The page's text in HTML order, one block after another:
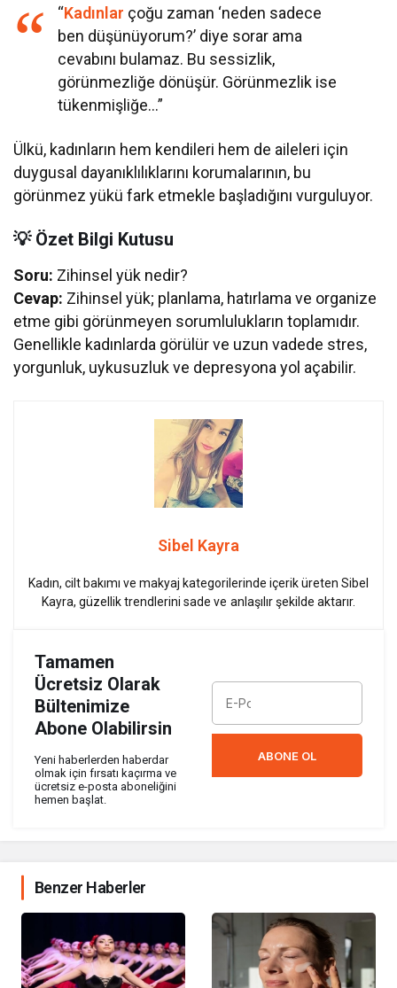
“Kadınlar çoğu zaman ‘neden sadece
ben düşünüyorum?’ diye sorar ama
cevabını bulamaz. Bu sessizlik,
görünmezliğe dönüşür. Görünmezlik ise
tükenmişliğe…”
Ülkü, kadınların hem kendileri hem de aileleri için
duygusal dayanıklılıklarını korumalarının, bu
görünmez yükü fark etmekle başladığını vurguluyor.
💡 Özet Bilgi Kutusu
Soru: Zihinsel yük nedir?
Cevap: Zihinsel yük; planlama, hatırlama ve organize
etme gibi görünmeyen sorumlulukların toplamıdır.
Genellikle kadınlarda görülür ve uzun vadede stres,
yorgunluk, uykusuzluk ve depresyona yol açabilir.
Sibel Kayra
Kadın, cilt bakımı ve makyaj kategorilerinde içerik üreten Sibel
Kayra, güzellik trendlerini sade ve anlaşılır şekilde aktarır.
Tamamen
Ücretsiz Olarak
Bültenimize
Abone Olabilirsin
Yeni haberlerden haberdar
olmak için fırsatı kaçırma ve
ücretsiz e-posta aboneliğini
hemen başlat.
ABONE OL
Benzer Haberler